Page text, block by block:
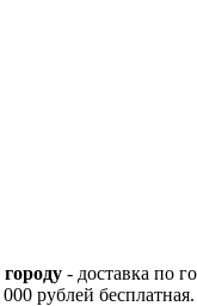
- доставка по
рублей бесплатная.